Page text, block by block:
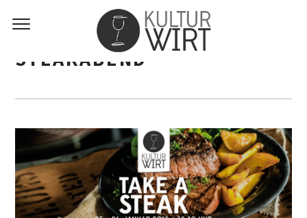
STEAKABEND